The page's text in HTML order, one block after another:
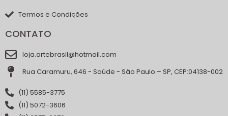
Termos e Condições
CONTATO
loja.artebrasil@hotmail.com
Rua Caramuru, 646 - Saúde - São Paulo – SP, CEP:04138-002
(11) 5585-3775
(11) 5072-3606